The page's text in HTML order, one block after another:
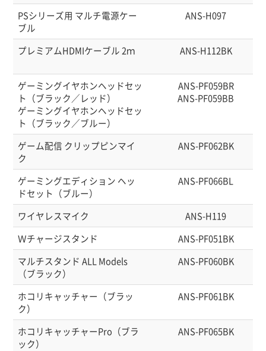
PSシリーズ用 マルチ電源ケー
ブル
ANS-H097
プレミアムHDMIケーブル 2ｍ ANS-H112BK
ゲーミングイヤホンヘッドセッ
ト（ブラック／レッド）
ゲーミングイヤホンヘッドセッ
ト（ブラック／ブルー）
ANS-PF059BR
ANS-PF059BB
ゲーム配信 クリップピンマイ
ク
ANS-PF062BK
ゲーミングエディション ヘッ
ドセット（ブルー）
ANS-PF066BL
ワイヤレスマイク
ANS-H119
Ｗチャージスタンド
ANS-PF051BK
マルチスタンド ALL Models
（ブラック）
ANS-PF060BK
ホコリキャッチャー（ブラッ
ク）
ANS-PF061BK
ホコリキャッチャーPro（ブラ
ック）
ANS-PF065BK